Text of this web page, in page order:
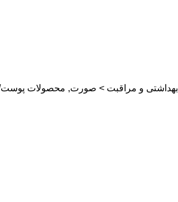
بهداشتی و مراقبت > صورت, محصولات پوست